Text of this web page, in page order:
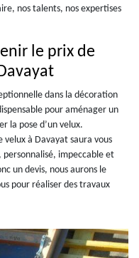
nos talents, nos expertises
le prix de
dans la décoration
pour aménager un
la pose d’un velux.
velux à Davayat saura vous
impeccable et
un devis, nous aurons le
pour réaliser des travaux